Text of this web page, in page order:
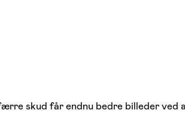
skud får endnu bedre billeder